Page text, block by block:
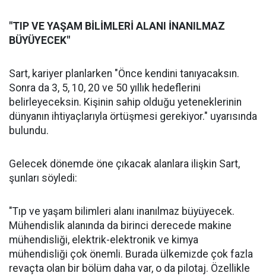
"TIP VE YAŞAM BİLİMLERİ ALANI İNANILMAZ
BÜYÜYECEK"
Sart, kariyer planlarken "Önce kendini tanıyacaksın.
Sonra da 3, 5, 10, 20 ve 50 yıllık hedeflerini
belirleyeceksin. Kişinin sahip olduğu yeteneklerinin
dünyanın ihtiyaçlarıyla örtüşmesi gerekiyor." uyarısında
bulundu.
Gelecek dönemde öne çıkacak alanlara ilişkin Sart,
şunları söyledi:
"Tıp ve yaşam bilimleri alanı inanılmaz büyüyecek.
Mühendislik alanında da birinci derecede makine
mühendisliği, elektrik-elektronik ve kimya
mühendisliği çok önemli. Burada ülkemizde çok fazla
revaçta olan bir bölüm daha var, o da pilotaj. Özellikle